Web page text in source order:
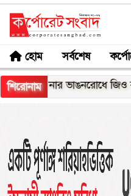
হোম সর্বশেষ
শিরোনাম
মেঘনার ভাঙনরোধে জিও